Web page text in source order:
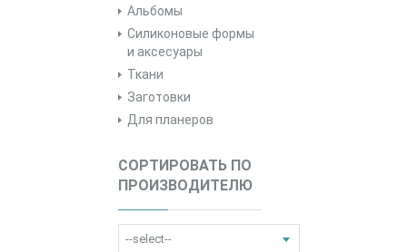
Альбомы
Силиконовые формы
и аксесуары
Ткани
Заготовки
Для планеров
СОРТИРОВАТЬ ПО
ПРОИЗВОДИТЕЛЮ